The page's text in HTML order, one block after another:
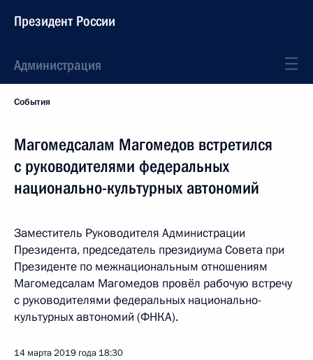
Президент России
Администрация
События
Магомедсалам Магомедов встретился
с руководителями федеральных
национально-культурных автономий
Заместитель Руководителя Администрации
Президента, председатель президиума Совета при
Президенте по межнациональным отношениям
Магомедсалам Магомедов провёл рабочую встречу
с руководителями федеральных национально-
культурных автономий (ФНКА).
14 марта 2019 года 18:30